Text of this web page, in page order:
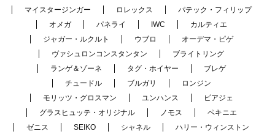
マイスタージンガー
ロレックス
パテック・フィリップ
オメガ
パネライ IWC
カルティエ
ジャガー・ルクルト
ウブロ
オーデマ・ピゲ
ヴァシュロンコンスタンタン
ブライトリング
ランゲ＆ゾーネ
タグ・ホイヤー
ブレゲ
チュードル
ブルガリ
ロンジン
モリッツ・グロスマン
ユンハンス
ピアジェ
グラスヒュッテ・オリジナル
ノモス
ペキニエ
ゼニス
SEIKO シャネル
ハリー・ウィンストン